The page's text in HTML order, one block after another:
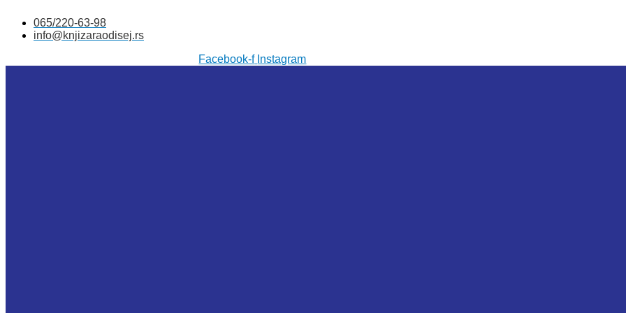
sadržaj
065/220-63-98
info@knjizaraodisej.rs
Facebook-f Instagram